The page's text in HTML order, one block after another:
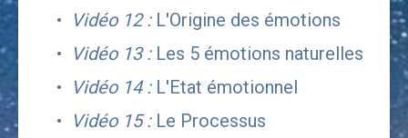
     •
Vidéo 12 : L'Origine des émotions
•
Vidéo 13 : Les 5 émotions naturelles
•
Vidéo 14 : L'Etat émotionnel
•
Vidéo 15 : Le Processus